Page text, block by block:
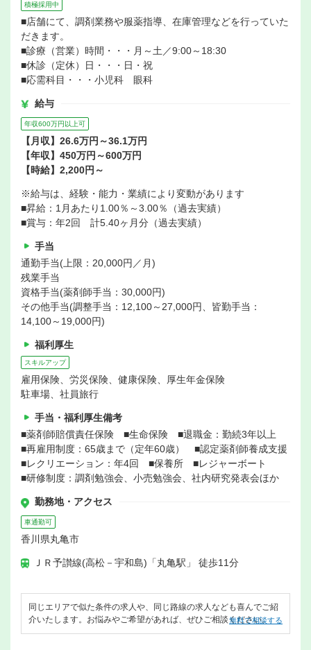
積極採用中
■店舗にて、調剤業務や服薬指導、在庫管理などを行っていた
だきます。
■診療（営業）時間・・・月～土／9:00～18:30
■休診（定休）日・・・日・祝
■応需科目・・・小児科 眼科
給与
年収600万円以上可
【月収】26.6万円～36.1万円
【年収】450万円～600万円
【時給】2,200円～
※給与は、経験・能力・業績により変動があります
■昇給：1月あたり1.00％～3.00％（過去実績）
■賞与：年2回 計5.40ヶ月分（過去実績）
手当
通勤手当(上限：20,000円／月)
残業手当
資格手当(薬剤師手当：30,000円)
その他手当(調整手当：12,100～27,000円、皆勤手当：
14,100～19,000円)
福利厚生
スキルアップ
雇用保険、労災保険、健康保険、厚生年金保険
駐車場、社員旅行
手当・福利厚生備考
■薬剤師賠償責任保険 ■生命保険 ■退職金：勤続3年以上
■再雇用制度：65歳まで（定年60歳） ■認定薬剤師養成支援
■レクリエーション：年4回 ■保養所 ■レジャーボート
■研修制度：調剤勉強会、小売勉強会、社内研究発表会ほか
勤務地・アクセス
車通勤可
香川県丸亀市
ＪＲ予讃線(高松－宇和島)「丸亀駅」 徒歩11分
同じエリアで似た条件の求人や、同じ路線の求人なども喜んでご紹
介いたします。お悩みやご希望があれば、ぜひご相談ください。
無料で相談する